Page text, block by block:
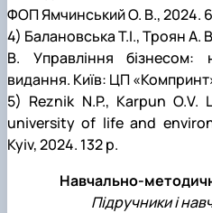
ФОП Ямчинський О. В., 2024.
4) Балановська Т.І., Троян
В. Управління бізнесом:
видання. Київ: ЦП
5) Reznik N.P., Karpun
university of life and
Kyiv, 2024. 132 p.
Навчально-
Підручники і